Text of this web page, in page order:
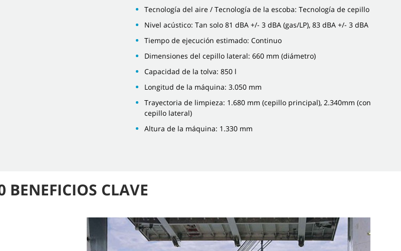
Tecnología del aire / Tecnología de la escoba: Tecnología de cepillo
Nivel acústico: Tan solo 81 dBA +/- 3 dBA (gas/LP), 83 dBA +/- 3 dBA
Tiempo de ejecución estimado: Continuo
Dimensiones del cepillo lateral: 660 mm (diámetro)
Capacidad de la tolva: 850 l
Longitud de la máquina: 3.050 mm
Trayectoria de limpieza: 1.680 mm (cepillo principal), 2.340mm (con
cepillo lateral)
Altura de la máquina: 1.330 mm
BENEFICIOS CLAVE